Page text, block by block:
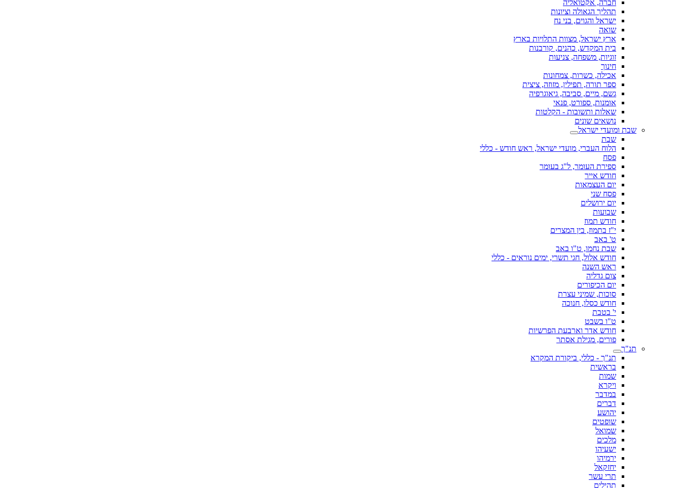
חברה, אקטואליה
תהליך הגאולה וציונות
ישראל והגוים, בני נח
שואה
ארץ ישראל, מצוות התלויות בארץ
בית המקדש, כהנים, קורבנות
זוגיות, משפחה, צניעות
חינוך
אכילה, כשרות, צמחונות
ספר תורה, תפילין, מזוזה, ציצית
גשם, מיים, סביבה, גיאוגרפיה
אומנות, ספורט, פנאי
שאלות ותשובות - הקלטות
נושאים שונים
שבת ומועדי ישראל
שבת
הלוח העברי, מועדי ישראל, ראש חודש - כללי
פסח
ספירת העומר, ל"ג בעומר
חודש אייר
יום העצמאות
פסח שני
יום ירושלים
שבועות
חודש תמוז
י"ז בתמוז, בין המצרים
ט' באב
שבת נחמו, ט"ו באב
חודש אלול, חגי תשרי, ימים נוראים - כללי
ראש השנה
צום גדליה
יום הכיפורים
סוכות, שמיני עצרת
חודש כסלו, חנוכה
י' בטבת
ט"ו בשבט
חודש אדר וארבעת הפרשיות
פורים, מגילת אסתר
תנ"ך
תנ"ך - כללי, ביקורת המקרא
בראשית
שמות
ויקרא
במדבר
דברים
יהושע
שופטים
שמואל
מלכים
ישעיהו
ירמיהו
יחזקאל
תרי עשר
תהילים